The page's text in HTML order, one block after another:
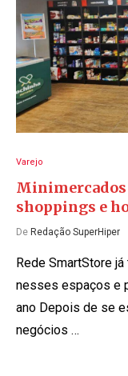
Varejo
Minimercados
shoppings e
De Redação SuperHiper
Rede SmartStore
nesses espaços e
ano Depois de se
negócios …